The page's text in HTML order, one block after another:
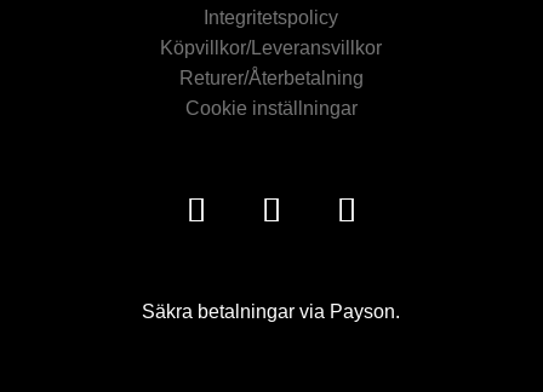
Integritetspolicy
Köpvillkor/Leveransvillkor
Returer/Återbetalning
Cookie inställningar
Säkra betalningar via Payson.